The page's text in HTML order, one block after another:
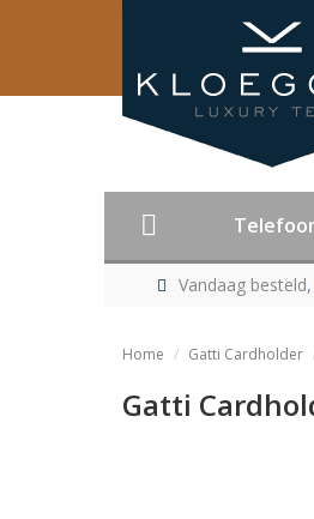
Vandaag besteld,
Home Gatti Cardholder
Gatti